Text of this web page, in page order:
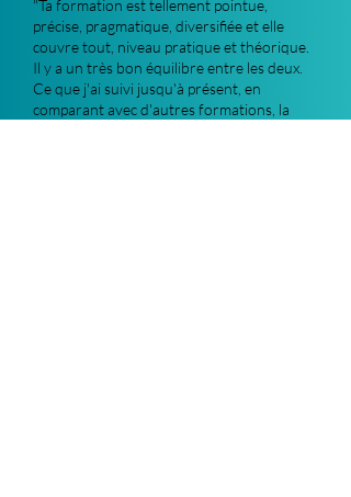
"Ta formation est tellement pointue,
précise, pragmatique, diversifiée et elle
couvre tout, niveau pratique et théorique.
Il y a un très bon équilibre entre les deux.
Ce que j'ai suivi jusqu'à présent, en
comparant avec d'autres formations, la